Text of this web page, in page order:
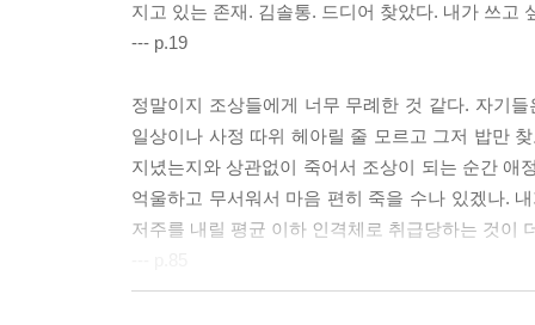
지고 있는 존재. 김솔통. 드디어 찾았다. 내가 쓰고
--- p.19
정말이지 조상들에게 너무 무례한 것 같다. 자기
일상이나 사정 따위 헤아릴 줄 모르고 그저 밥만
지녔는지와 상관없이 죽어서 조상이 되는 순간 애
억울하고 무서워서 마음 편히 죽을 수나 있겠나.
저주를 내릴 평균 이하 인격체로 취급당하는 것이